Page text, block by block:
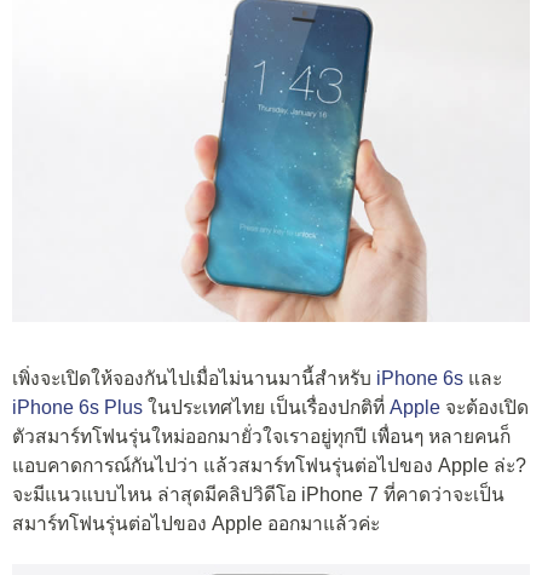
เพิ่งจะเปิดให้จองกันไปเมื่อไม่นานมานี้สำหรับ iPhone 6s และ
iPhone 6s Plus ในประเทศไทย เป็นเรื่องปกติที่ Apple จะต้องเปิด
ตัวสมาร์ทโฟนรุ่นใหม่ออกมายั่วใจเราอยู่ทุกปี เพื่อนๆ หลายคนก็
แอบคาดการณ์กันไปว่า แล้วสมาร์ทโฟนรุ่นต่อไปของ Apple ล่ะ?
จะมีแนวแบบไหน ล่าสุดมีคลิปวิดีโอ iPhone 7 ที่คาดว่าจะเป็น
สมาร์ทโฟนรุ่นต่อไปของ Apple ออกมาแล้วค่ะ